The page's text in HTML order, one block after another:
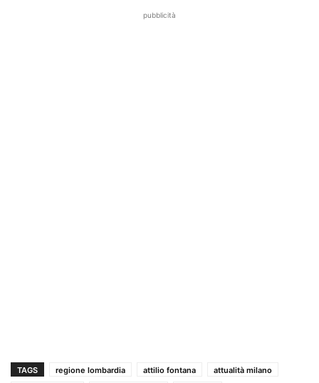
pubblicità
TAGS regione lombardia attilio fontana
attualità milano